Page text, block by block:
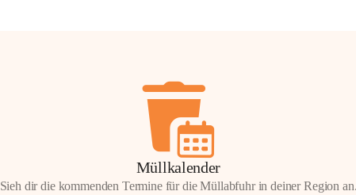
Müllkalender
Sieh dir die kommenden Termine für die Müllabfuhr in deiner Region